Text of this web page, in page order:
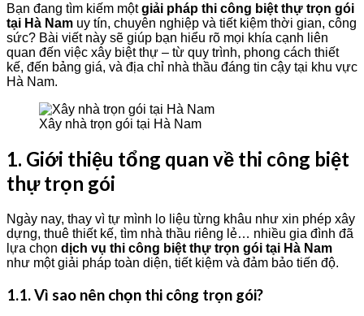
Bạn đang tìm kiếm mộtgiải pháp thi công biệt thự trọn gói
tại Hà Nam uy tín, chuyên nghiệp và tiết kiệm thời gian, công
sức? Bài viết này sẽ giúp bạn hiểu rõ mọi khía cạnh liên
quan đến việc xây biệt thự – từ quy trình, phong cách thiết
kế, đến bảng giá, và địa chỉ nhà thầu đáng tin cậy tại khu vực
Hà Nam.
Xây nhà trọn gói tại Hà Nam
1. Giới thiệu tổng quan về thi công biệt
thự trọn gói
Ngày nay, thay vì tự mình lo liệu từng khâu như xin phép xây
dựng, thuê thiết kế, tìm nhà thầu riêng lẻ… nhiều gia đình đã
lựa chọn dịch vụ thi công biệt thự trọn gói tại Hà Nam
như một giải pháp toàn diện, tiết kiệm và đảm bảo tiến độ.
1.1. Vì sao nên chọn thi công trọn gói?